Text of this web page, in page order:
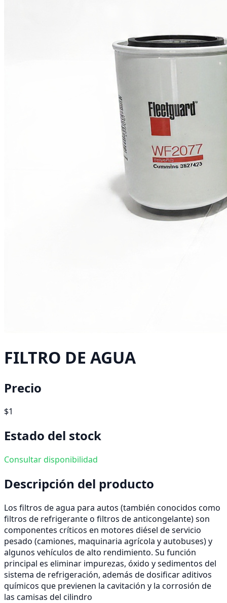
FILTRO DE AGUA
Precio
$1
Estado del stock
Consultar disponibilidad
Descripción del producto
Los filtros de agua para autos (también conocidos como
filtros de refrigerante o filtros de anticongelante) son
componentes críticos en motores diésel de servicio
pesado (camiones, maquinaria agrícola y autobuses) y
algunos vehículos de alto rendimiento. Su función
principal es eliminar impurezas, óxido y sedimentos del
sistema de refrigeración, además de dosificar aditivos
químicos que previenen la cavitación y la corrosión de
las camisas del cilindro